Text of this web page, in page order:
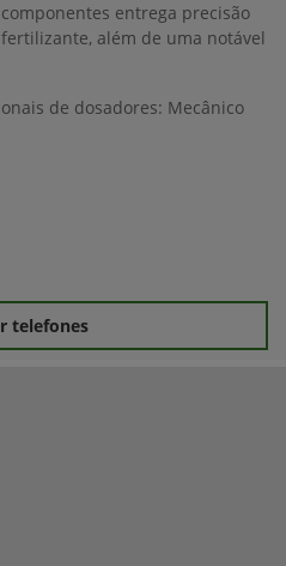
entrega precisão
além de uma notável
de dosadores: Mecânico
telefones